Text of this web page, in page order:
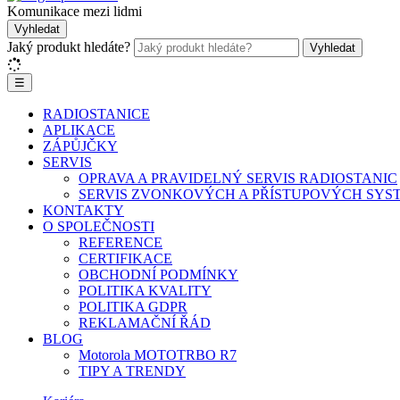
Komunikace mezi lidmi
Vyhledat
Jaký produkt hledáte? Vyhledat
☰
RADIOSTANICE
APLIKACE
ZÁPŮJČKY
SERVIS
OPRAVA A PRAVIDELNÝ SERVIS RADIOSTANIC
SERVIS ZVONKOVÝCH A PŘÍSTUPOVÝCH
KONTAKTY
O SPOLEČNOSTI
REFERENCE
CERTIFIKACE
OBCHODNÍ PODMÍNKY
POLITIKA KVALITY
POLITIKA GDPR
REKLAMAČNÍ ŘÁD
BLOG
Motorola MOTOTRBO R7
TIPY A TRENDY